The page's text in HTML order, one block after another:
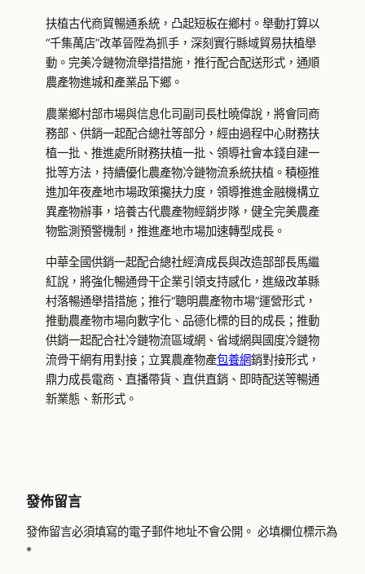
扶植古代商貿暢通系統，凸起短板在鄉村。舉動打算以
“千集萬店”改革晉陞為抓手，深刻實行縣域貿易扶植舉
動。完美冷鏈物流舉措措施，推行配合配送形式，通順
農產物進城和產業品下鄉。
農業鄉村部市場與信息化司副司長杜曉偉說，將會同商
務部、供銷一起配合總社等部分，經由過程中心財務扶
植一批、推進處所財務扶植一批、領導社會本錢自建一
批等方法，持續優化農產物冷鏈物流系統扶植。積極推
進加年夜產地市場政策攙扶力度，領導推進金融機構立
異產物辦事，培養古代農產物經銷步隊，健全完美農產
物監測預警機制，推進產地市場加速轉型成長。
中華全國供銷一起配合總社經濟成長與改造部部長馬繼
紅說，將強化暢通骨干企業引領支持感化，進級改革縣
村落暢通舉措措施；推行“聰明農產物市場”運營形式，
推動農產物市場向數字化、品德化標的目的成長；推動
供銷一起配合社冷鏈物流區域網、省域網與國度冷鏈物
流骨干網有用對接；立異農產物產包養網銷對接形式，
鼎力成長電商、直播帶貨、直供直銷、即時配送等暢通
新業態、新形式。
發佈留言
發佈留言必須填寫的電子郵件地址不會公開。 必填欄位標示為
*